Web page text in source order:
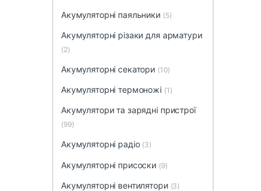
Акумуляторні паяльники (5)
Акумуляторні різаки для арматури
(2)
Акумуляторні секатори (10)
Акумуляторні термоножі (1)
Акумулятори та зарядні пристрої
(99)
Акумуляторні радіо (3)
Акумуляторні присоски (9)
Акумуляторні вентилятори (3)